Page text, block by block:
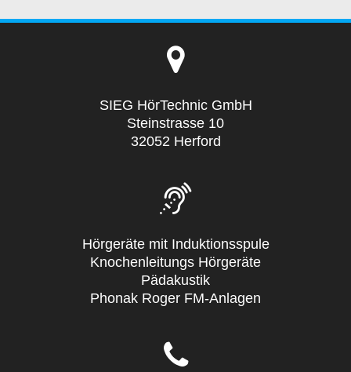
SIEG HörTechnic GmbH
Steinstrasse 10
32052 Herford
Hörgeräte mit Induktionsspule
Knochenleitungs Hörgeräte
Pädakustik
Phonak Roger FM-Anlagen